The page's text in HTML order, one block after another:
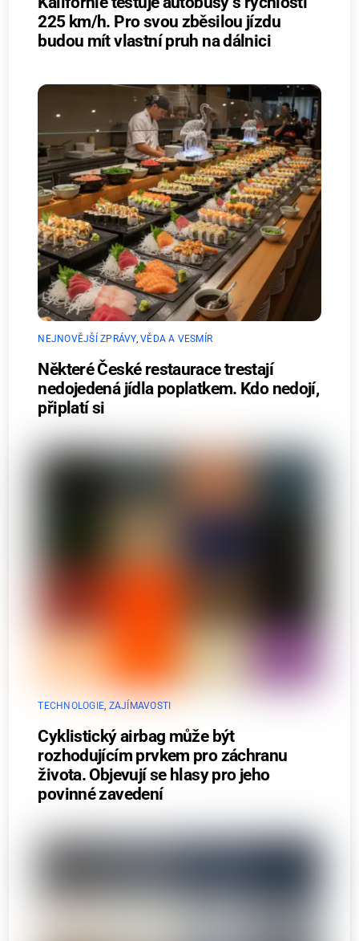
225 km/h. Pro svou zběsilou jízdu
budou mít vlastní pruh na dálnici
NEJNOVĚJŠÍ ZPRÁVY,VĚDA A VESMÍR
Některé České restaurace trestají
nedojedená jídla poplatkem. Kdo nedojí,
připlatí si
TECHNOLOGIE, ZAJÍMAVOSTI
Cyklistický airbag může být
rozhodujícím prvkem pro záchranu
života. Objevují se hlasy pro jeho
povinné zavedení